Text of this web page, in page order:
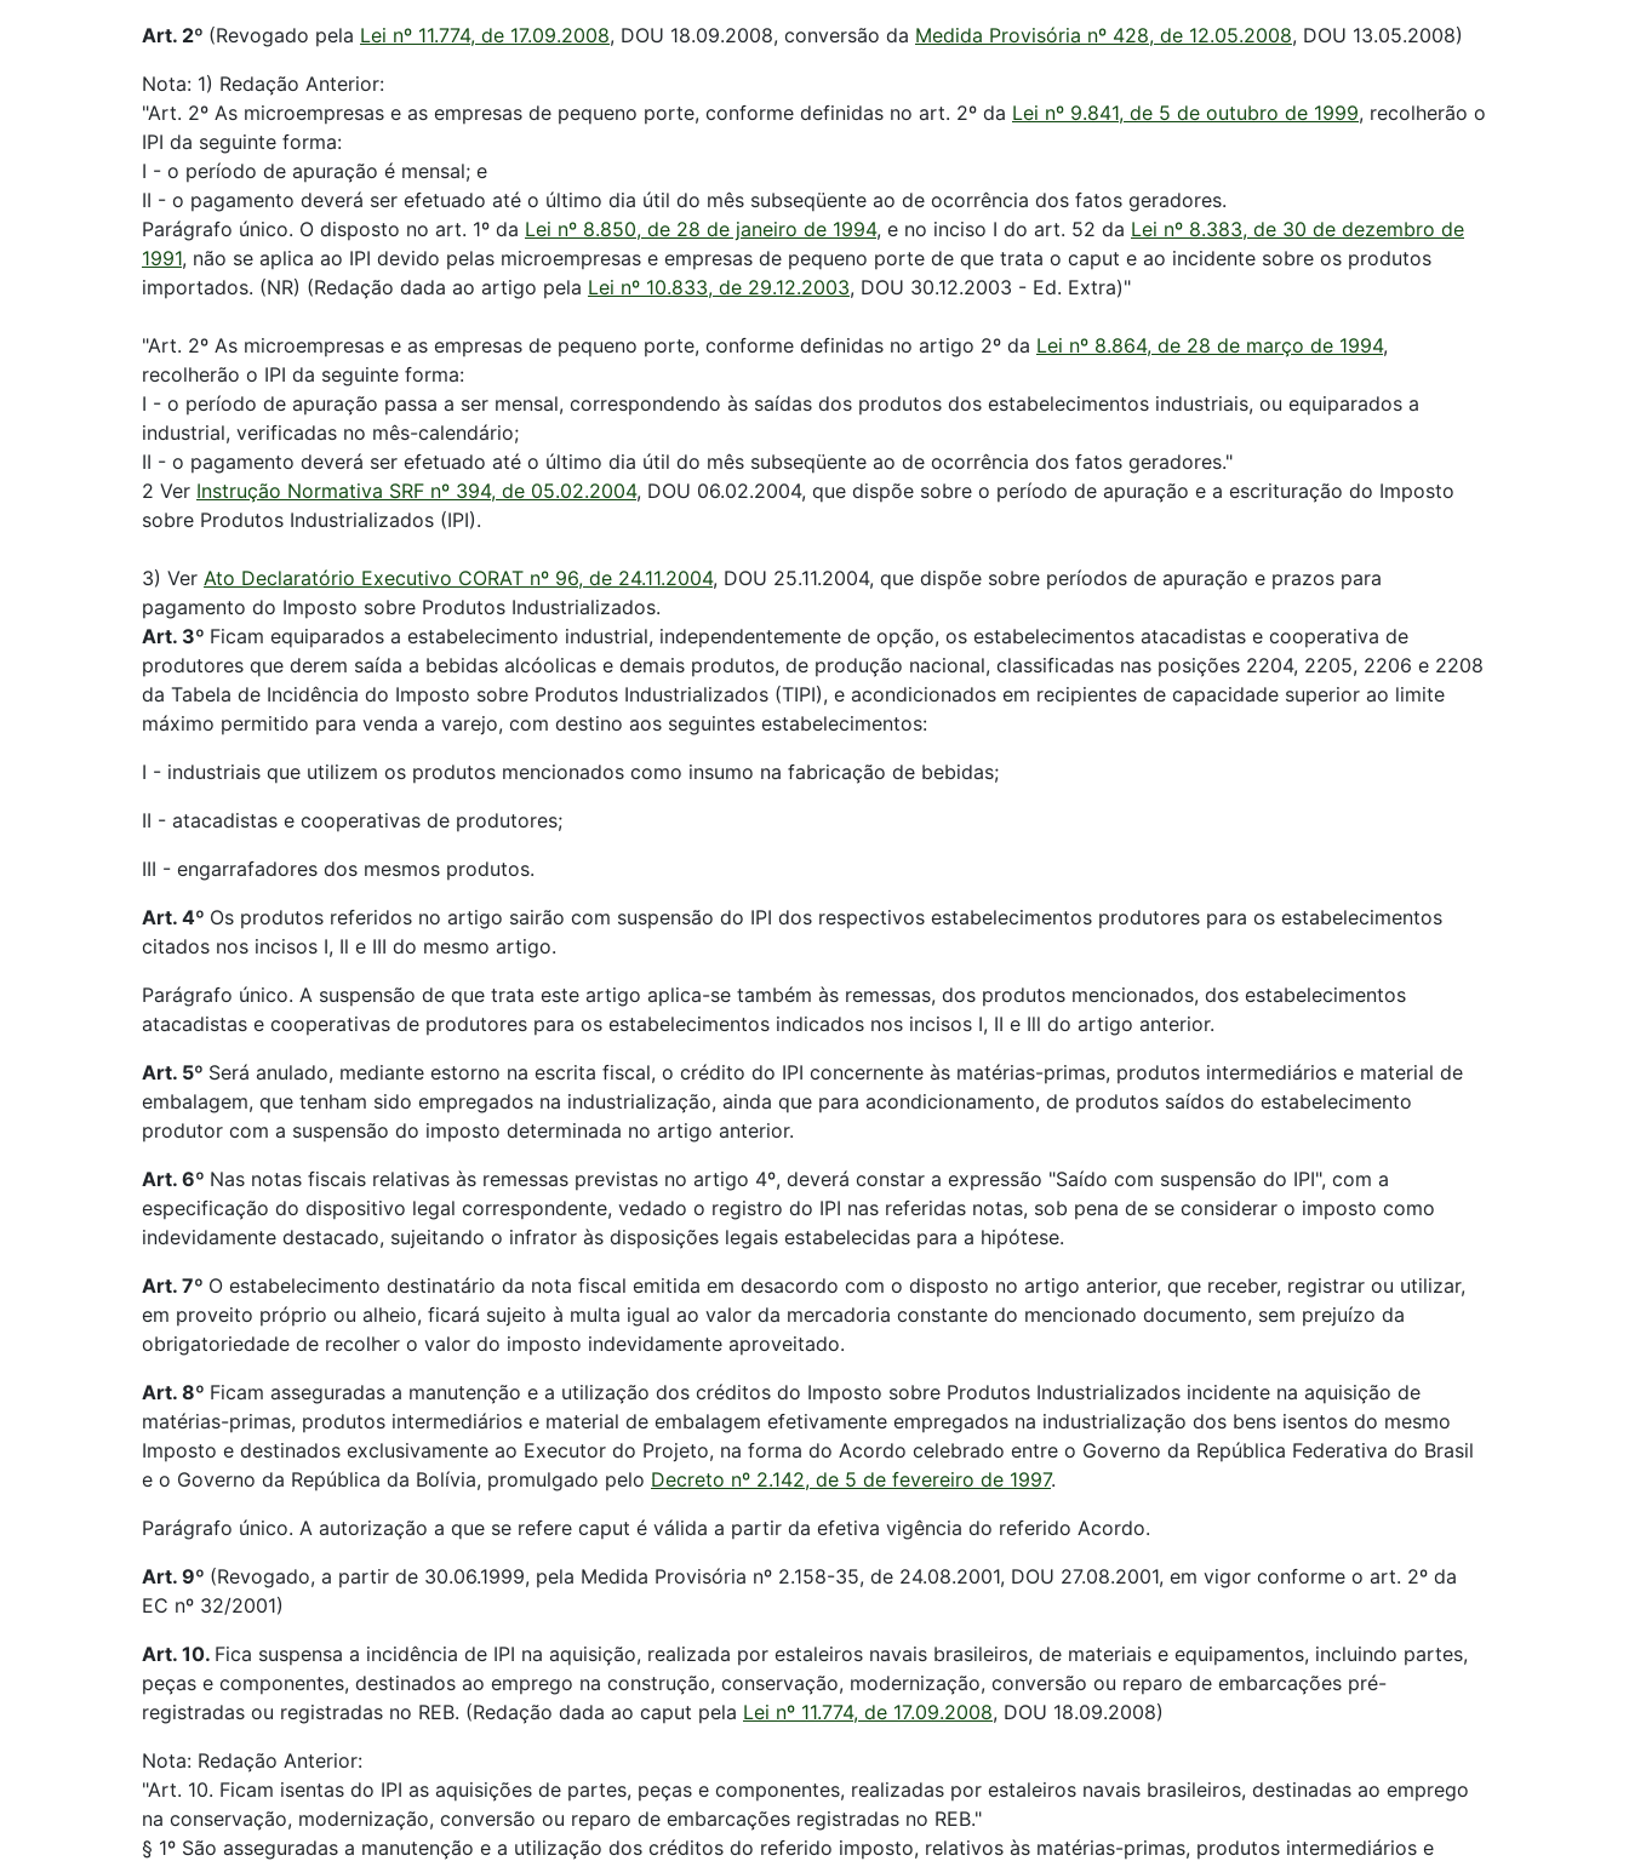
Art. 2º (Revogado pela Lei nº 11.774, de 17.09.2008, DOU 18.09.2008, conversão da Medida Provisória nº 428, de 12.05.2008, DOU 13.05.2008)
Nota: 1) Redação Anterior:
"Art. 2º As microempresas e as empresas de pequeno porte, conforme definidas no art. 2º da Lei nº 9.841, de 5 de outubro de 1999, recolherão o
IPI da seguinte forma:
I - o período de apuração é mensal; e
II - o pagamento deverá ser efetuado até o último dia útil do mês subseqüente ao de ocorrência dos fatos geradores.
Parágrafo único. O disposto no art. 1º da Lei nº 8.850, de 28 de janeiro de 1994, e no inciso I do art. 52 da Lei nº 8.383, de 30 de dezembro de
1991, não se aplica ao IPI devido pelas microempresas e empresas de pequeno porte de que trata o caput e ao incidente sobre os produtos
importados. (NR) (Redação dada ao artigo pela Lei nº 10.833, de 29.12.2003, DOU 30.12.2003 - Ed. Extra)"
"Art. 2º As microempresas e as empresas de pequeno porte, conforme definidas no artigo 2º da Lei nº 8.864, de 28 de março de 1994,
recolherão o IPI da seguinte forma:
I - o período de apuração passa a ser mensal, correspondendo às saídas dos produtos dos estabelecimentos industriais, ou equiparados a
industrial, verificadas no mês-calendário;
II - o pagamento deverá ser efetuado até o último dia útil do mês subseqüente ao de ocorrência dos fatos geradores."
2 Ver Instrução Normativa SRF nº 394, de 05.02.2004, DOU 06.02.2004, que dispõe sobre o período de apuração e a escrituração do Imposto
sobre Produtos Industrializados (IPI).
3) Ver Ato Declaratório Executivo CORAT nº 96, de 24.11.2004, DOU 25.11.2004, que dispõe sobre períodos de apuração e prazos para
pagamento do Imposto sobre Produtos Industrializados.
Art. 3º Ficam equiparados a estabelecimento industrial, independentemente de opção, os estabelecimentos atacadistas e cooperativa de
produtores que derem saída a bebidas alcóolicas e demais produtos, de produção nacional, classificadas nas posições 2204, 2205, 2206 e 2208
da Tabela de Incidência do Imposto sobre Produtos Industrializados (TIPI), e acondicionados em recipientes de capacidade superior ao limite
máximo permitido para venda a varejo, com destino aos seguintes estabelecimentos:
I - industriais que utilizem os produtos mencionados como insumo na fabricação de bebidas;
II - atacadistas e cooperativas de produtores;
III - engarrafadores dos mesmos produtos.
Art. 4º Os produtos referidos no artigo sairão com suspensão do IPI dos respectivos estabelecimentos produtores para os estabelecimentos
citados nos incisos I, Il e III do mesmo artigo.
Parágrafo único. A suspensão de que trata este artigo aplica-se também às remessas, dos produtos mencionados, dos estabelecimentos
atacadistas e cooperativas de produtores para os estabelecimentos indicados nos incisos I, II e Ill do artigo anterior.
Art. 5º Será anulado, mediante estorno na escrita fiscal, o crédito do IPI concernente às matérias-primas, produtos intermediários e material de
embalagem, que tenham sido empregados na industrialização, ainda que para acondicionamento, de produtos saídos do estabelecimento
produtor com a suspensão do imposto determinada no artigo anterior.
Art. 6º Nas notas fiscais relativas às remessas previstas no artigo 4º, deverá constar a expressão "Saído com suspensão do IPI", com a
especificação do dispositivo legal correspondente, vedado o registro do IPI nas referidas notas, sob pena de se considerar o imposto como
indevidamente destacado, sujeitando o infrator às disposições legais estabelecidas para a hipótese.
Art. 7º O estabelecimento destinatário da nota fiscal emitida em desacordo com o disposto no artigo anterior, que receber, registrar ou utilizar,
em proveito próprio ou alheio, ficará sujeito à multa igual ao valor da mercadoria constante do mencionado documento, sem prejuízo da
obrigatoriedade de recolher o valor do imposto indevidamente aproveitado.
Art. 8º Ficam asseguradas a manutenção e a utilização dos créditos do Imposto sobre Produtos Industrializados incidente na aquisição de
matérias-primas, produtos intermediários e material de embalagem efetivamente empregados na industrialização dos bens isentos do mesmo
Imposto e destinados exclusivamente ao Executor do Projeto, na forma do Acordo celebrado entre o Governo da República Federativa do Brasil
e o Governo da República da Bolívia, promulgado pelo Decreto nº 2.142, de 5 de fevereiro de 1997.
Parágrafo único. A autorização a que se refere caput é válida a partir da efetiva vigência do referido Acordo.
Art. 9º (Revogado, a partir de 30.06.1999, pela Medida Provisória nº 2.158-35, de 24.08.2001, DOU 27.08.2001, em vigor conforme o art. 2º da
EC nº 32/2001)
Art. 10. Fica suspensa a incidência de IPI na aquisição, realizada por estaleiros navais brasileiros, de materiais e equipamentos, incluindo partes,
peças e componentes, destinados ao emprego na construção, conservação, modernização, conversão ou reparo de embarcações pré-
registradas ou registradas no REB. (Redação dada ao caput pela Lei nº 11.774, de 17.09.2008, DOU 18.09.2008)
Nota: Redação Anterior:
"Art. 10. Ficam isentas do IPI as aquisições de partes, peças e componentes, realizadas por estaleiros navais brasileiros, destinadas ao emprego
na conservação, modernização, conversão ou reparo de embarcações registradas no REB."
§ 1º São asseguradas a manutenção e a utilização dos créditos do referido imposto, relativos às matérias-primas, produtos intermediários e